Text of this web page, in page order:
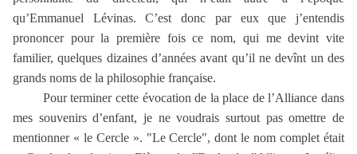
qu’Emmanuel Lévinas. C’est donc par eux que j’entendis
prononcer pour la première fois ce nom, qui me devint vite
familier, quelques dizaines d’années avant qu’il ne devînt un des
grands noms de la philosophie française.
Pour terminer cette évocation de la place de l’Alliance dans
mes souvenirs d’enfant, je ne voudrais surtout pas omettre de
mentionner « le Cercle ». "Le Cercle", dont le nom complet était